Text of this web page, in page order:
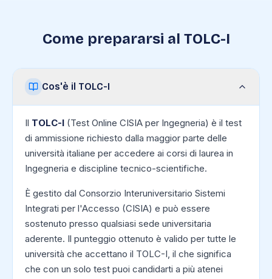
Come prepararsi al TOLC-I
Cos'è il TOLC-I
Il TOLC-I (Test Online CISIA per Ingegneria) è il test
di ammissione richiesto dalla maggior parte delle
università italiane per accedere ai corsi di laurea in
Ingegneria e discipline tecnico-scientifiche.
È gestito dal Consorzio Interuniversitario Sistemi
Integrati per l'Accesso (CISIA) e può essere
sostenuto presso qualsiasi sede universitaria
aderente. Il punteggio ottenuto è valido per tutte le
università che accettano il TOLC-I, il che significa
che con un solo test puoi candidarti a più atenei